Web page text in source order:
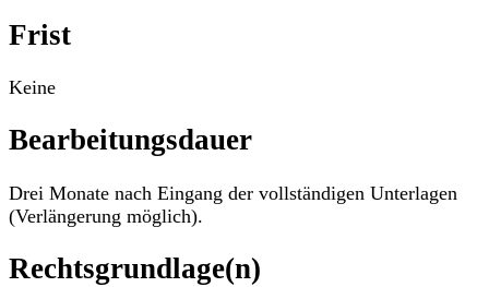
Frist
Keine
Bearbeitungsdauer
Drei Monate nach Eingang der vollständigen Unterlagen
(Verlängerung möglich).
Rechtsgrundlage(n)